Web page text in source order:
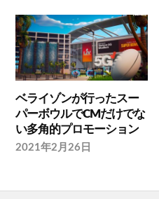
ベライゾンが行ったスー
パーボウルでCMだけでな
い多角的プロモーション
2021年2月26日